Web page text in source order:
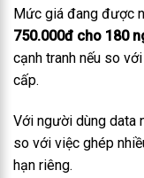
Mức giá đang được
750.000đ cho 180
cạnh tranh nếu so
cấp.
Với người dùng data
so với việc ghép
hạn riêng.